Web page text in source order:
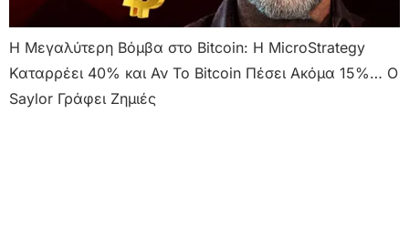
Η Μεγαλύτερη Βόμβα στο Bitcoin: Η MicroStrategy
Καταρρέει 40% και Αν Το Bitcoin Πέσει Ακόμα 15%… Ο
Saylor Γράφει Ζημιές